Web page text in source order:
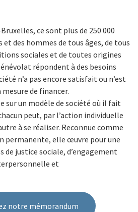
ce sont plus de 250 000
des hommes de tous âges, de tous
sociales et de toutes origines
répondent à des besoins
n’a pas encore satisfait ou n’est
de financer.
sur un modèle de société où il fait
peut, par l’action individuelle
à se réaliser. Reconnue comme
permanente, elle œuvre pour une
de justice sociale, d’engagement
et
notre mémorandum